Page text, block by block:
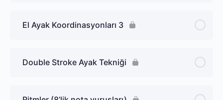
El Ayak Koordinasyonları 3
Double Stroke Ayak Tekniği